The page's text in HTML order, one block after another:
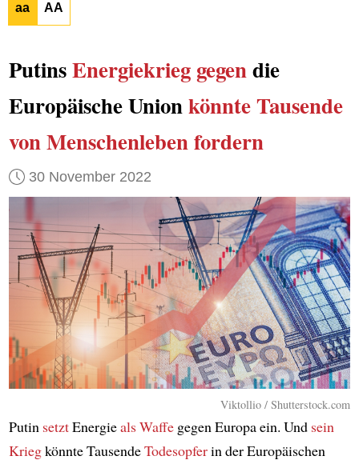
aa AA
PutinsEnergiekrieg gegendie
Europäische UnionkönnteTausende
von Menschenlebenfordern
30 November 2022
Viktollio / Shutterstock.com
Putin setztEnergieals Waffegegen Europa ein. Und sein
Kriegkönnte TausendeTodesopferin der Europäischen